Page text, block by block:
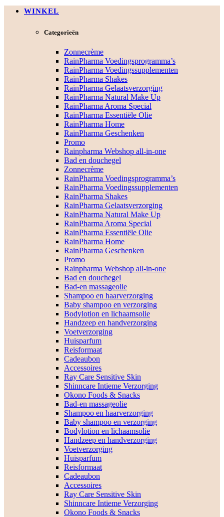
WINKEL
Categorieën
Zonnecrème
RainPharma Voedingsprogramma’s
RainPharma Voedingssupplementen
RainPharma Shakes
RainPharma Gelaatsverzorging
RainPharma Natural Make Up
RainPharma Aroma Special
RainPharma Essentiële Olie
RainPharma Home
RainPharma Geschenken
Promo
Rainpharma Webshop all-in-one
Bad en douchegel
Zonnecrème
RainPharma Voedingsprogramma’s
RainPharma Voedingssupplementen
RainPharma Shakes
RainPharma Gelaatsverzorging
RainPharma Natural Make Up
RainPharma Aroma Special
RainPharma Essentiële Olie
RainPharma Home
RainPharma Geschenken
Promo
Rainpharma Webshop all-in-one
Bad en douchegel
Bad-en massageolie
Shampoo en haarverzorging
Baby shampoo en verzorging
Bodylotion en lichaamsolie
Handzeep en handverzorging
Voetverzorging
Huisparfum
Reisformaat
Cadeaubon
Accessoires
Ray Care Sensitive Skin
Shinncare Intieme Verzorging
Okono Foods & Snacks
Bad-en massageolie
Shampoo en haarverzorging
Baby shampoo en verzorging
Bodylotion en lichaamsolie
Handzeep en handverzorging
Voetverzorging
Huisparfum
Reisformaat
Cadeaubon
Accessoires
Ray Care Sensitive Skin
Shinncare Intieme Verzorging
Okono Foods & Snacks